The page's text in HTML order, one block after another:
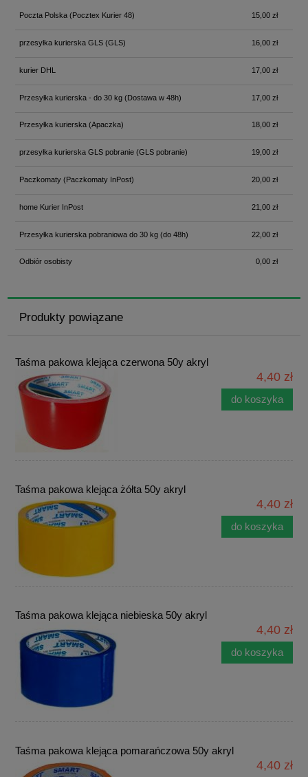
Poczta Polska(Pocztex Kurier 48) 15,00 zł
przesyłka kurierska GLS(GLS) 16,00 zł
kurier DHL 17,00 zł
Przesyłka kurierska - do 30 kg(Dostawa w 48h) 17,00 zł
Przesyłka kurierska (Apaczka) 18,00 zł
przesyłka kurierska GLS pobranie(GLS pobranie) 19,00 zł
Paczkomaty(Paczkomaty InPost) 20,00 zł
home Kurier InPost 21,00 zł
Przesyłka kurierska pobraniowa do 30 kg(do 48h) 22,00 zł
Odbiór osobisty 0,00 zł
Produkty powiązane
Taśma pakowa klejąca czerwona 50y akryl
4,40 zł
do koszyka
Taśma pakowa klejąca żółta 50y akryl
4,40 zł
do koszyka
Taśma pakowa klejąca niebieska 50y akryl
4,40 zł
do koszyka
Taśma pakowa klejąca pomarańczowa 50y akryl
4,40 zł